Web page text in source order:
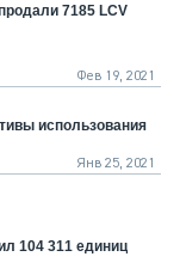
7185 LCV
Фев 19, 2021
использования
Янв 25, 2021
104 311 единиц